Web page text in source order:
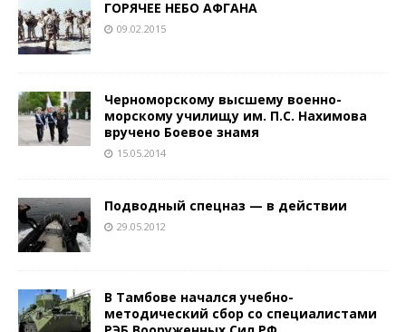
ГОРЯЧЕЕ НЕБО АФГАНА
09.02.2015
Черноморскому высшему военно-
морскому училищу им. П.С. Нахимова
вручено Боевое знамя
15.05.2014
Подводный спецназ — в действии
29.05.2012
В Тамбове начался учебно-
методический сбор со специалистами